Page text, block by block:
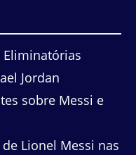
Eliminatórias
Jordan
sobre Messi e
Lionel Messi nas